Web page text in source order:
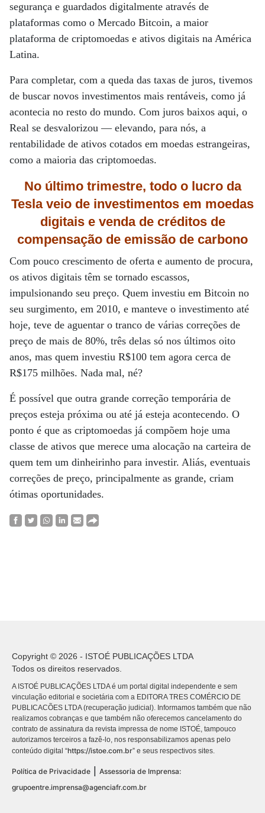
segurança e guardados digitalmente através de
plataformas como o Mercado Bitcoin, a maior
plataforma de criptomoedas e ativos digitais na América
Latina.
Para completar, com a queda das taxas de juros, tivemos
de buscar novos investimentos mais rentáveis, como já
acontecia no resto do mundo. Com juros baixos aqui, o
Real se desvalorizou — elevando, para nós, a
rentabilidade de ativos cotados em moedas estrangeiras,
como a maioria das criptomoedas.
No último trimestre, todo o lucro da
Tesla veio de investimentos em moedas
digitais e venda de créditos de
compensação de emissão de carbono
Com pouco crescimento de oferta e aumento de procura,
os ativos digitais têm se tornado escassos,
impulsionando seu preço. Quem investiu em Bitcoin no
seu surgimento, em 2010, e manteve o investimento até
hoje, teve de aguentar o tranco de várias correções de
preço de mais de 80%, três delas só nos últimos oito
anos, mas quem investiu R$100 tem agora cerca de
R$175 milhões. Nada mal, né?
É possível que outra grande correção temporária de
preços esteja próxima ou até já esteja acontecendo. O
ponto é que as criptomoedas já compõem hoje uma
classe de ativos que merece uma alocação na carteira de
quem tem um dinheirinho para investir. Aliás, eventuais
correções de preço, principalmente as grande, criam
ótimas oportunidades.
Copyright © 2026 - ISTOÉ PUBLICAÇÕES LTDA
Todos os direitos reservados.
A ISTOÉ PUBLICAÇÕES LTDA é um portal digital independente e sem
vinculação editorial e societária com a EDITORA TRES COMÉRCIO DE
PUBLICACÕES LTDA (recuperação judicial). Informamos também que não
realizamos cobranças e que também não oferecemos cancelamento do
contrato de assinatura da revista impressa de nome ISTOÉ, tampouco
autorizamos terceiros a fazê-lo, nos responsabilizamos apenas pelo
conteúdo digital “https://istoe.com.br” e seus respectivos sites.
Política de Privacidade
Assessoria de Imprensa:
grupoentre.imprensa@agenciafr.com.br